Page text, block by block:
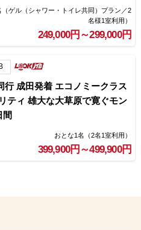
（ゲル（シャワー・トイレ共同）プラン
2
名様1室利用）
249,000円～299,000円
行 成田発着 エコノミークラス
ティ 雄大な大草原で寛ぐモン
間
おとな1名（2名1室利用）
399,900円～499,900円